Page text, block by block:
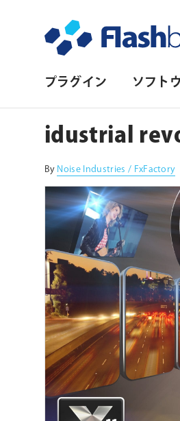
プ
イ
マ
リ・
ナ
ビ
ゲ
ー
シ
ョ
ン
プラグイン ソフト
idustrial
By Noise Industries / FxFactory